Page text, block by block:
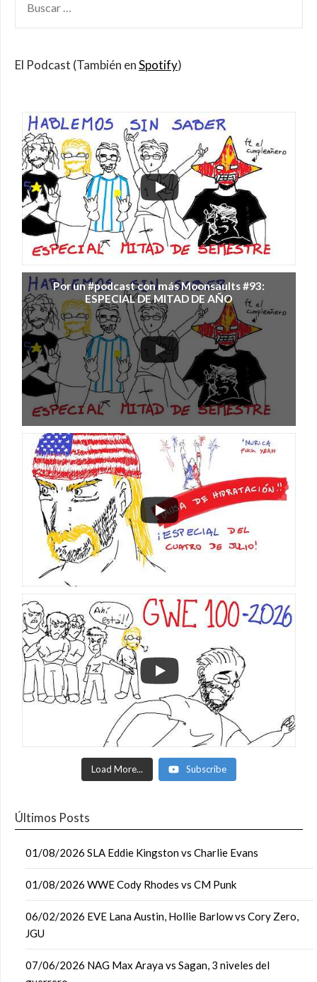
POR:
El Podcast (También enSpotify)
Por un #podcast con más Moonsaults #93:
ESPECIAL DE MITAD DE AÑO
Load More... Subscribe
Últimos Posts
01/08/2026 SLA Eddie Kingston vs Charlie Evans
01/08/2026 WWE Cody Rhodes vs CM Punk
06/02/2026 EVE Lana Austin, Hollie Barlow vs Cory Zero,
JGU
07/06/2026 NAG Max Araya vs Sagan, 3 niveles del